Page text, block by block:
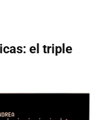
el triple